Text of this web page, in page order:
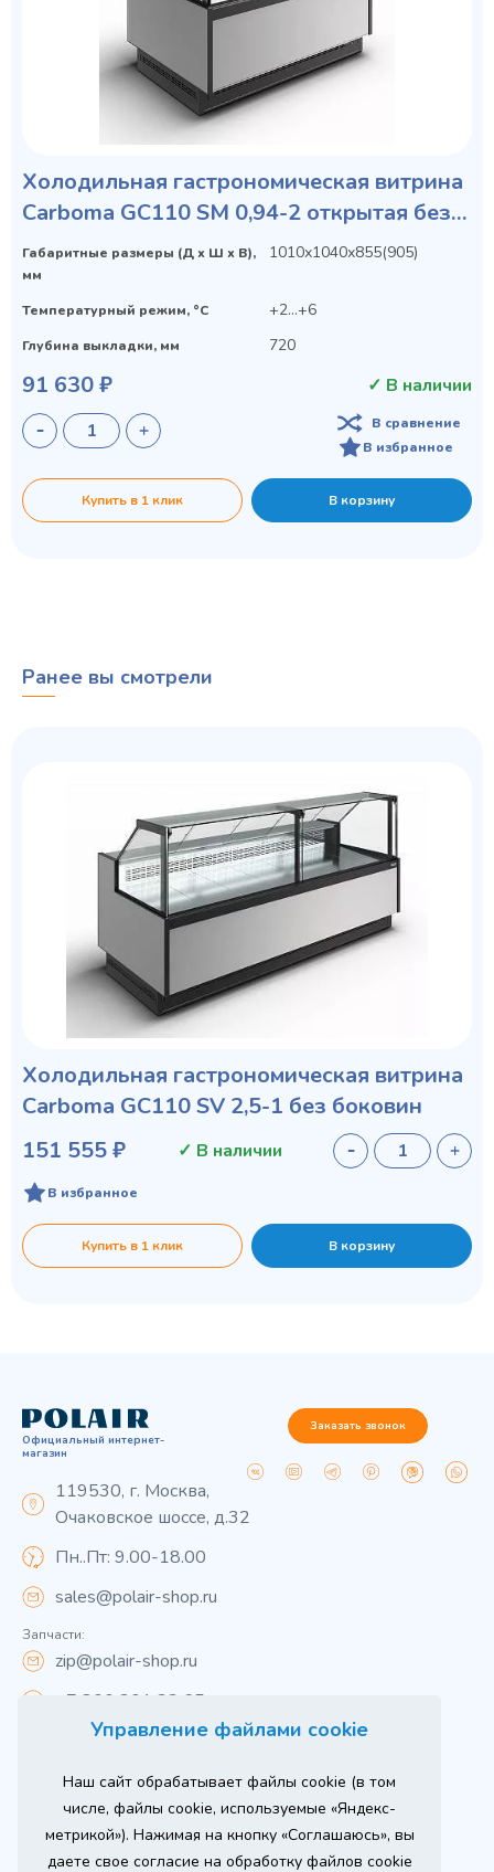
Управление файлами cookie
Наш сайт обрабатывает файлы cookie (в том
числе, файлы cookie, используемые «Яндекс-
метрикой»). Нажимая на кнопку «Соглашаюсь», вы
даете свое согласие на обработку файлов cookie
Холодильная гастрономическая витрина
Carboma GC110 SM 0,94-2 открытая без
боковин
Габаритные размеры (Д х Ш х В),
мм
1010х1040х855(905)
Температурный режим, °C +2...+6
Глубина выкладки, мм 720
91 630 ₽ ✓ В наличии
В сравнение
В избранное
Купить в 1 клик В корзину
Ранее вы смотрели
Холодильная гастрономическая витрина
Carboma GC110 SV 2,5-1 без боковин
151 555 ₽
✓ В наличии
В избранное
Купить в 1 клик В корзину
Официальный интернет-
магазин
119530, г. Москва,
Очаковское шоссе, д.32
Пн..Пт: 9.00-18.00
sales@polair-shop.ru
Запчасти:
zip@polair-shop.ru
+7 800 301 33 65
Заказать звонок
Вся информация на сайте о товарах носит
справочный характер и не является публичной
офертой в соответствии с пунктом 2 статьи 437 ГК РФ.
Для получения подробной информации о наличии и
стоимости указанных товаров и (или) услуг,
пожалуйста, обращайтесь к менеджеру сайта по